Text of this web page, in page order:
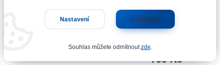
pedály ZERAY ZP-D213 carbonová
platformaužití: BMX/Gravitytělo: carbon
anoložiska: zapouzdřenáváha: 236 g/pár
799 Kč
Nastavení Souhlasím
Souhlas můžete odmítnoutzde